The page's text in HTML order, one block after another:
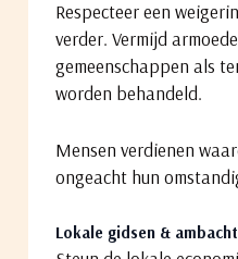
Respecteer een
verder. Vermijd
gemeenschappen als
worden behandeld.
Mensen verdienen
ongeacht hun
Lokale gidsen &